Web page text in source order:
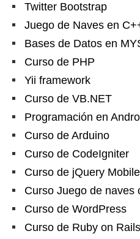
Twitter Bootstrap
Juego de Naves en
Bases de Datos en
Curso de PHP
Yii framework
Curso de VB.NET
Programación en
Curso de Arduino
Curso de CodeIgniter
Curso de jQuery Mobile
Curso Juego de naves
Curso de WordPress
Curso de Ruby on Rails